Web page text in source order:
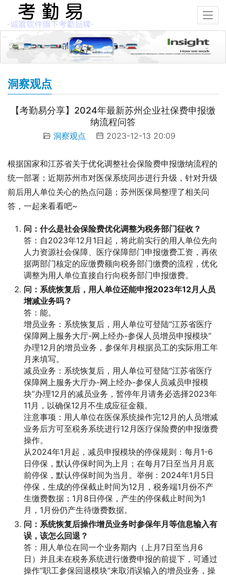
洞察观点
【考勤易分享】2024年最新苏州企业社保费申报缴
纳流程问答
洞察观点 2023-12-13 20:09
根据国家和江苏省关于优化调整社会保险费申报缴纳流程的
统一部署；近期苏州市对医保系统同步进行升级，针对升级
前后用人单位关心的热点问题；苏州医保局整理了相关问
答，一起来看看吧~
问：什么是社会保险费优化调整为税务部门征收？
答：自2023年12月1日起，将此前实行的用人单位先向
人力资源社会保障、医疗保障部门申报缴费工资，再依
据两部门核定的应缴费额向税务部门缴费的流程，优化
调整为用人单位直接自行向税务部门申报缴费。
问：系统恢复后，用人单位还能申报2023年12月人员
增减业务吗？
答：能。
增员业务：系统恢复后，用人单位可登陆”江苏省医疗
保障网上服务大厅-网上经办-参保人员增员申报模块”
办理12月的增员业务，参保年月根据员工的实际用工年
月来填写。
减员业务：系统恢复后，用人单位可登陆“江苏省医疗
保障网上服务大厅办-网上经办-参保人员减员申报模
块”办理12月的减员业务，暂停年月请务必选择2023年
11月，以确保12月不生成应征金额。
注意事项：用人单位在医保系统操作完12月的人员增减
业务后方可至税务系统进行12月医疗保险费的申报缴费
操作。
从2024年1月起，减员申报模块的停保规则：每月1-6
日停保，默认停保时间为上月；在每月7日至当月月底
前停保，默认停保时间为当月。举例：2024年1月5日
停保，生成的停保截止时间为12月，税务端1月份不产
生缴费数据；1月8日停保，产生的停保截止时间为1
月，1月份仍产生待缴费数据。
问：系统恢复后操作增员业务时参保年月等信息输入有
误，该怎么回退？
答：用人单位在同一个业务期内（上月7日至当月6
日）并且未在税务系统进行缴费申报的前提下，可通过
操作“职工参保回退模块”来取消误输入的增员业务，操